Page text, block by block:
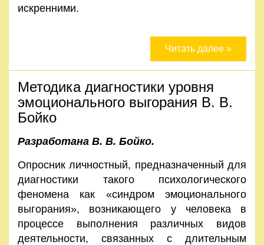
искренними.
Читать далее »
Методика диагностики уровня
эмоционального выгорания В. В.
Бойко
Разработана В. В. Бойко.
Опросник личностный, предназначенный для
диагностики такого психологического
феномена как «синдром эмоционального
выгорания», возникающего у человека в
процессе выполнения различных видов
деятельности, связанных с длительным